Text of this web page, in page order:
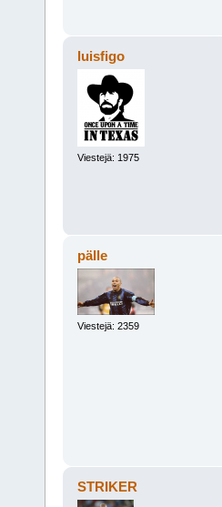
luisfigo
Viestejä: 1975
pälle
Viestejä: 2359
STRIKER